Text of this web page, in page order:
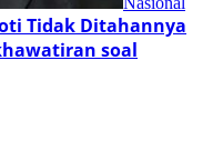
Tidak Ditahannya
soal